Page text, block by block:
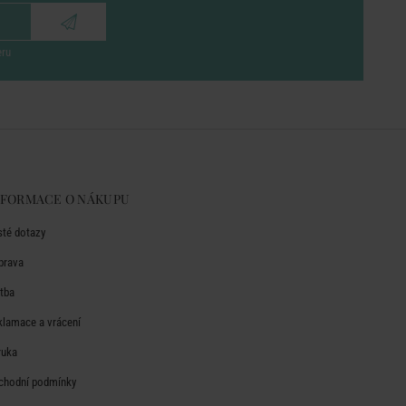
O NÁKUPU
dotazy
a vrácení
podmínky